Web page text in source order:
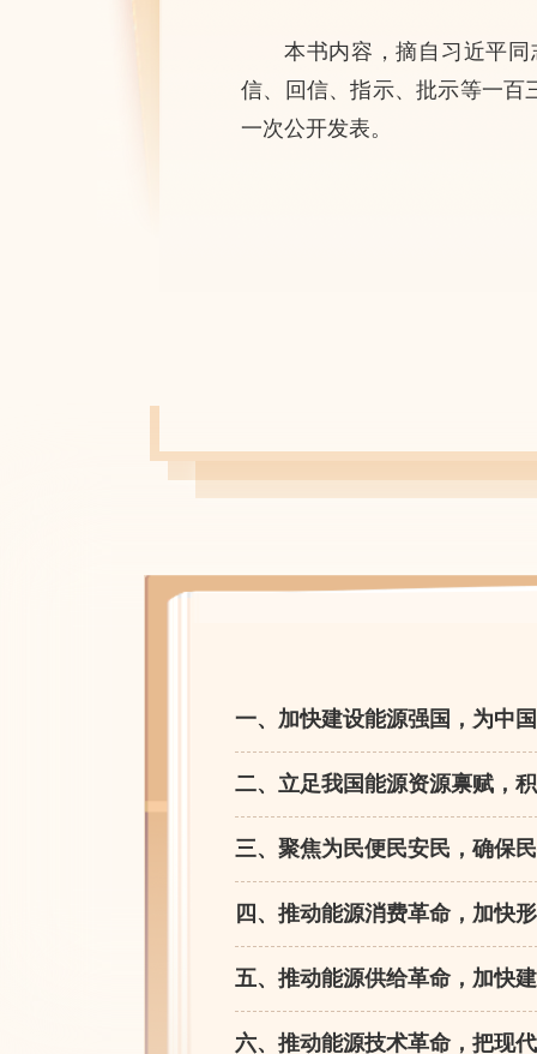
本书内容，摘自习近平
信、回信、指示、批示等一百
一次公开发表。
一、加快建设能源强国，为中
二、立足我国能源资源禀赋，
三、聚焦为民便民安民，确保
四、推动能源消费革命，加快
五、推动能源供给革命，加快
六、推动能源技术革命，把现